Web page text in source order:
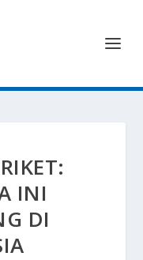
INI
DI